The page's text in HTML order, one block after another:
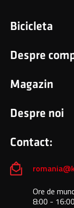
Bicicleta
Despre
Magazin
Despre noi
Contact:
Ore de
8:00 -